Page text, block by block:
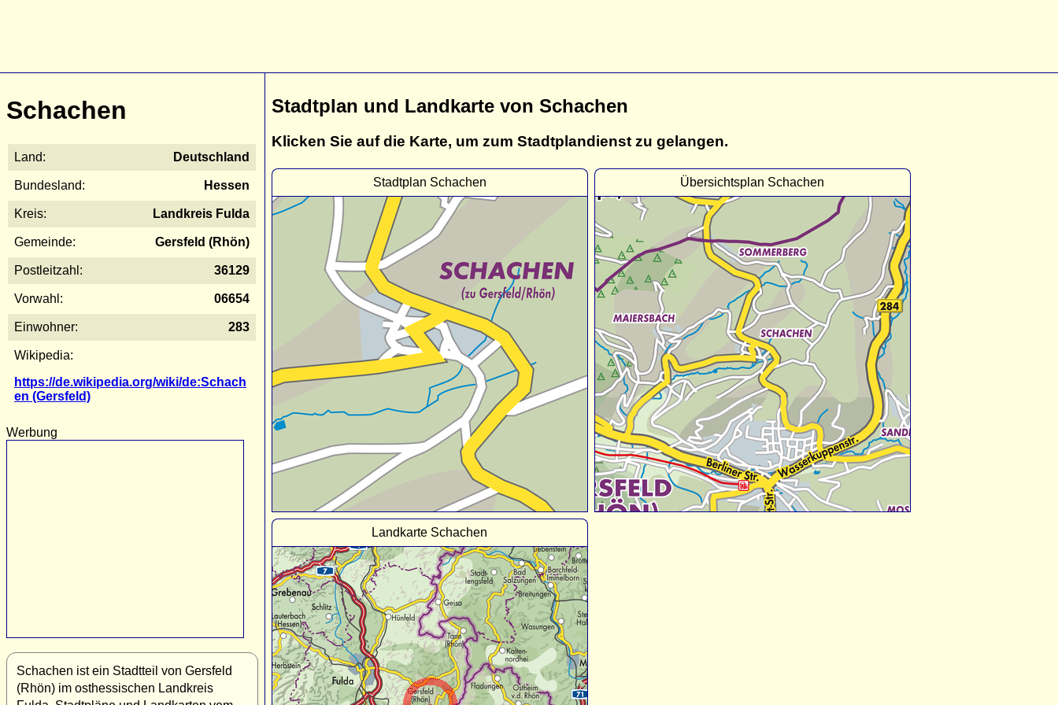
Schachen
Land: Deutschland
Bundesland: Hessen
Kreis: Landkreis Fulda
Gemeinde: Gersfeld (Rhön)
Postleitzahl: 36129
Vorwahl: 06654
Einwohner: 283
Wikipedia:
https://de.wikipedia.org/wiki/de:Schach
en (Gersfeld)
Werbung
Schachen ist ein Stadtteil von Gersfeld
(Rhön) im osthessischen Landkreis
Stadtplan und Landkarte von Schachen
Klicken Sie auf die Karte, um zum Stadtplandienst zu gelangen.
Stadtplan Schachen Übersichtsplan Schachen
Landkarte Schachen